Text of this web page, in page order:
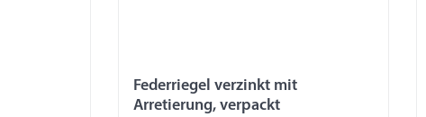
Federriegel verzinkt mit
Arretierung, verpackt